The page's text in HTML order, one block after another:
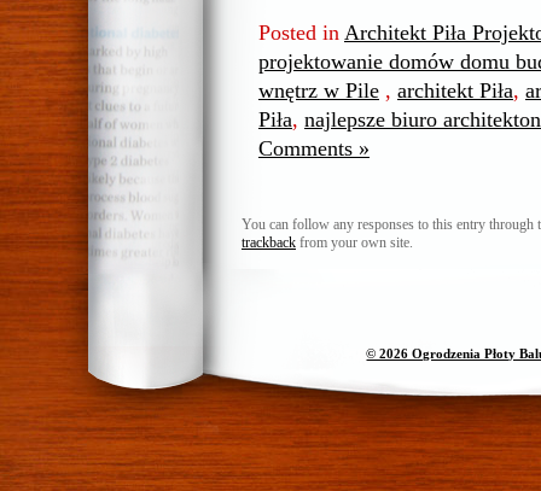
Posted in Architekt Piła
projektowanie domów domu
wnętrz w Pile , architekt Piła,
Piła, najlepsze biuro
Comments »
You can follow any responses to this entry through
trackback from your own site.
© 2026 Ogrodzenia Płoty